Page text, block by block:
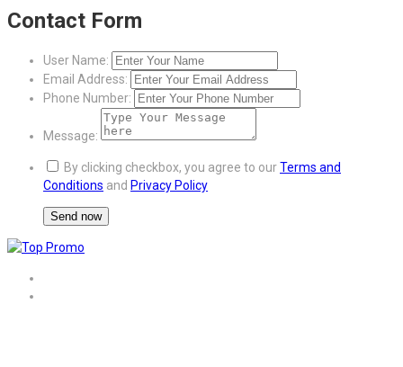
Contact Form
User Name:
Email Address:
Phone Number:
Message:
By clicking checkbox, you agree to ourTerms and
Conditions and Privacy Policy